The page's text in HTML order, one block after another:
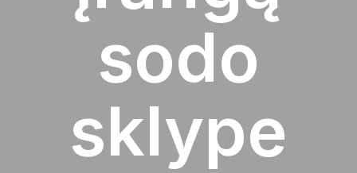
sodo
sklype